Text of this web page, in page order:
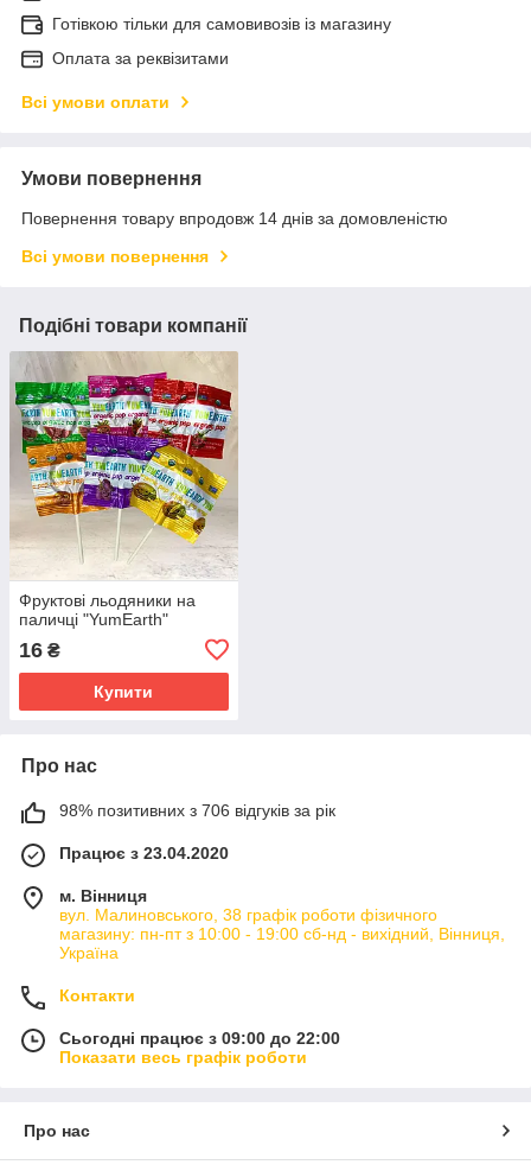
Готівкою тільки для самовивозів із магазину
Оплата за реквізитами
Всі умови оплати
Умови повернення
Повернення товару впродовж 14 днів за домовленістю
Всі умови повернення
Подібні товари компанії
Фруктові льодяники на
паличці "YumEarth"
16 ₴
Купити
Про нас
98% позитивних з 706 відгуків за рік
Працює з 23.04.2020
м. Вінниця
вул. Малиновського, 38 графік роботи фізичного
магазину: пн-пт з 10:00 - 19:00 сб-нд - вихідний, Вінниця,
Україна
Контакти
Сьогодні працює з 09:00 до 22:00
Показати весь графік роботи
Про нас